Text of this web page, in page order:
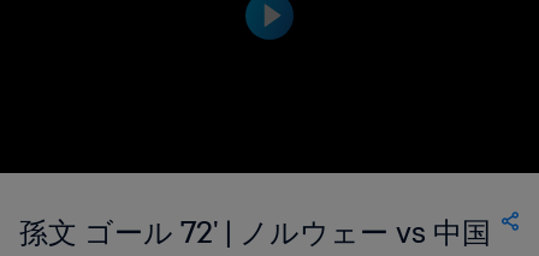
孫文 ゴール 72' | ノルウェー vs 中国